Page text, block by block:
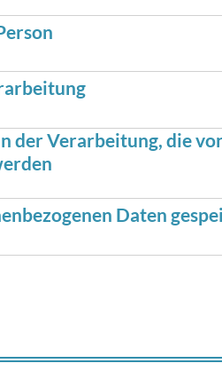
der Verarbeitung, die
Daten